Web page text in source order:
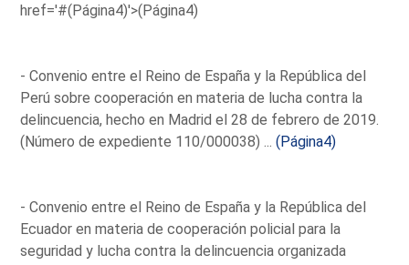
href='#(Página4)'>(Página4)
- Convenio entre el Reino de España y la República del
Perú sobre cooperación en materia de lucha contra la
delincuencia, hecho en Madrid el 28 de febrero de 2019.
(Número de expediente 110/000038) ...(Página4)
- Convenio entre el Reino de España y la República del
Ecuador en materia de cooperación policial para la
seguridad y lucha contra la delincuencia organizada